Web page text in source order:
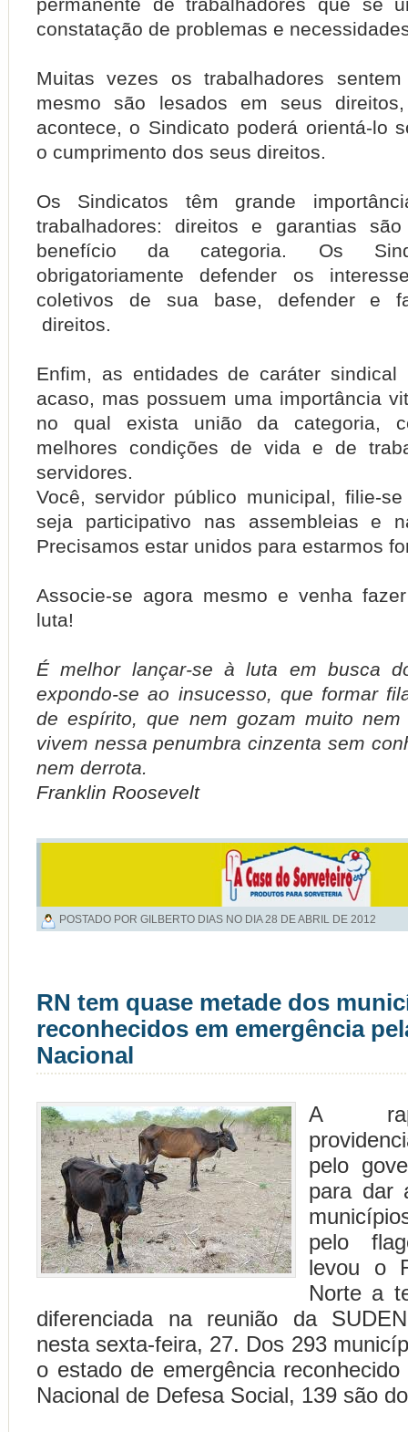
constatação de problemas e
Muitas vezes os trabalhadores
mesmo são lesados em seus
acontece, o Sindicato poderá orientá-lo
o cumprimento dos seus direitos.
Os Sindicatos têm grande
trabalhadores: direitos e garantias
benefício da categoria. Os
obrigatoriamente defender os
coletivos de sua base, defender e
direitos.
Enfim, as entidades de caráter sindical
acaso, mas possuem uma importância
no qual exista união da categoria,
melhores condições de vida e de
servidores.
Você, servidor público municipal, filie-se
seja participativo nas assembleias e
Precisamos estar unidos para estarmos
Associe-se agora mesmo e venha
luta!
É melhor lançar-se à luta em busca
expondo-se ao insucesso, que formar
de espírito, que nem gozam muito
vivem nessa penumbra cinzenta sem
nem derrota.
Franklin Roosevelt
POSTADO POR GILBERTO DIAS NO DIA28 DE ABRIL DE 2012
RN tem quase metade dos
reconhecidos em emergência
Nacional
A
pelo
para dar
pelo
levou o
Norte a
diferenciada na reunião da
nesta sexta-feira, 27. Dos 293
o estado de emergência
Nacional de Defesa Social, 139 são